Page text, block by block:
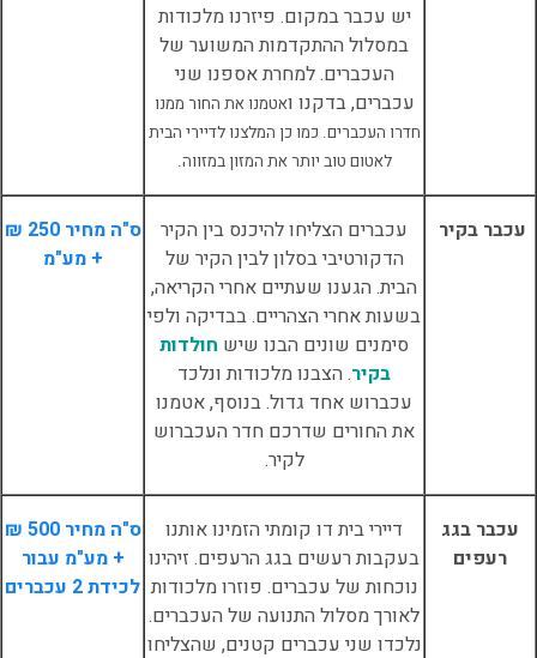
יש עכבר במקום. פיזרנו מלכודות
במסלול ההתקדמות המשוער של
העכברים. למחרת אספנו שני
עכברים, בדקנו ואטמנו את החור ממנו
חדרו העכברים. כמו כן המלצנו לדיירי הבית
לאטום טוב יותר את המזון במזווה.
עכבר בקיר
עכברים הצליחו להיכנס בין הקיר
הדקורטיבי בסלון לבין הקיר של
הבית. הגענו שעתיים אחרי הקריאה,
בשעות אחרי הצהריים. בבדיקה ולפי
סימנים שונים הבנו שיש חולדות
בקיר. הצבנו מלכודות ונלכד
עכברוש אחד גדול. בנוסף, אטמנו
את החורים שדרכם חדר העכברוש
לקיר.
ס"ה מחיר 250 ₪
+ מע"מ
עכבר בגג
רעפים
דיירי בית דו קומתי הזמינו אותנו
בעקבות רעשים בגג הרעפים. זיהינו
נוכחות של עכברים. פוזרו מלכודות
לאורך מסלול התנועה של העכברים.
נלכדו שני עכברים קטנים, שהצליחו
ס"ה מחיר 500 ₪
+ מע"מ עבור
לכידת 2 עכברים